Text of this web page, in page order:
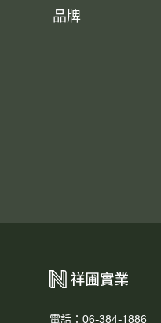
品牌
電話：06-384-1886